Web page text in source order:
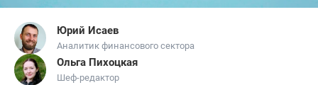
Юрий Исаев
Аналитик финансового сектора
Ольга Пихоцкая
Шеф-редактор